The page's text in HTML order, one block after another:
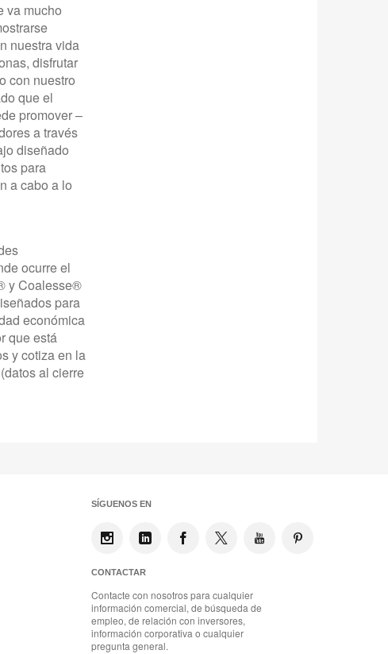
va mucho
nuestra vida
disfrutar
con nuestro
que el
promover –
a través
diseñado
para
a cabo a lo
ocurre el
y Coalesse®
para
económica
que está
y cotiza en la
al cierre
SÍGUENOS EN
CONTACTAR
Contacte con nosotros para cualquier
información comercial, de búsqueda de
empleo, de relación con inversores,
información corporativa o cualquier
pregunta general.